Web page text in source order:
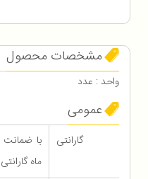
مشخصات محصول
واحد : عدد
عمومی
گارانتی
ماه گارانتی